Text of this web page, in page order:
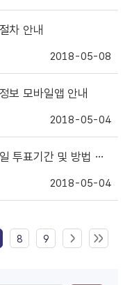
차 안내
2018-05-08
보 모바일앱 안내
2018-05-04
표기간 및 방법 안내
2018-05-04
8 9